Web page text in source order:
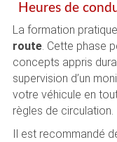
Heures de
La formation
route. Cette phase
concepts appris
supervision d’un
votre véhicule en
règles de circulation.
Il est recommandé